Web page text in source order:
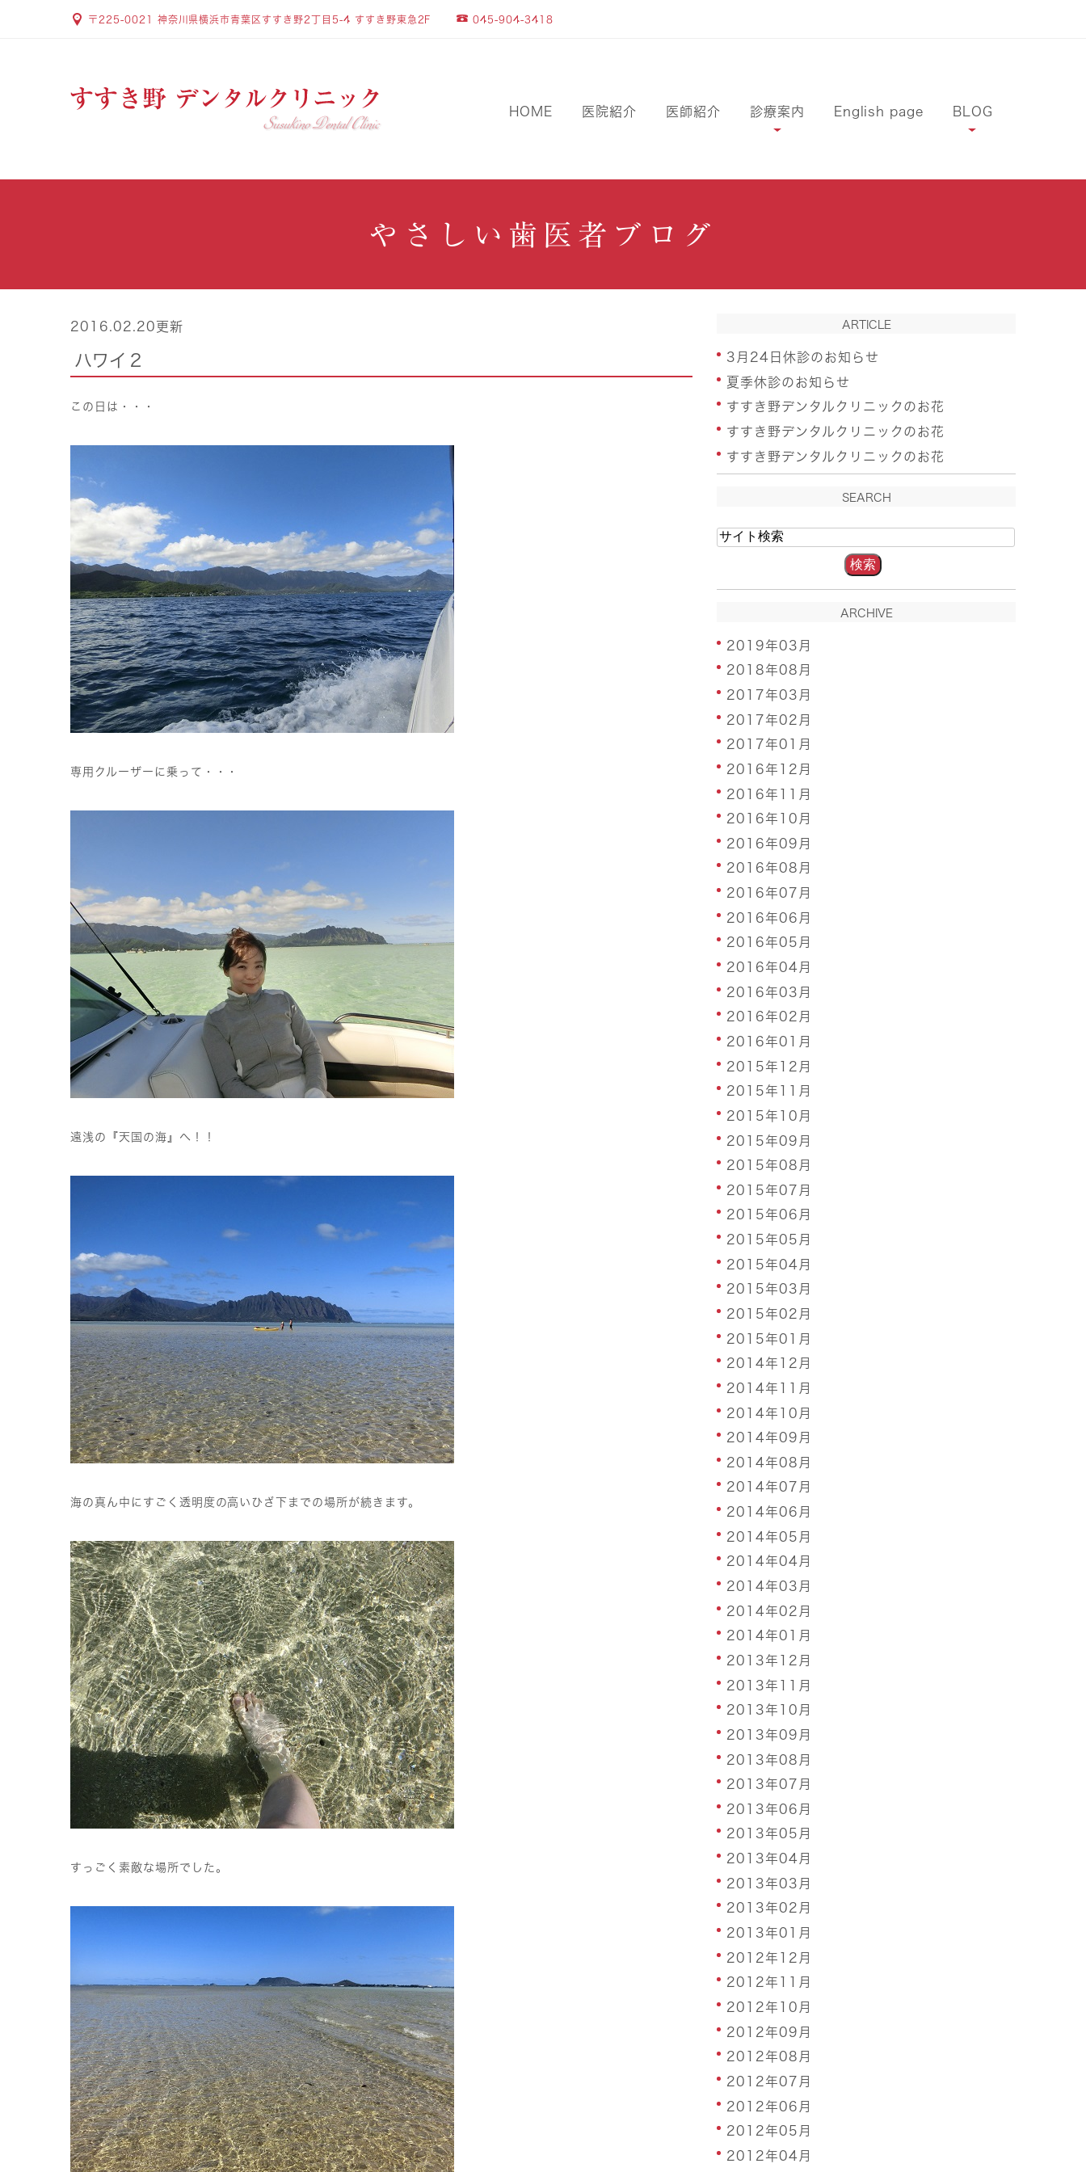
〒225-0021 神奈川県横浜市青葉区すすき野2丁目5-4 すすき野東急2F 045-904-3418
HOME 医院紹介 医師紹介 診療案内 English page BLOG
やさしい歯医者ブログ
2016.02.20更新
ハワイ２
この日は・・・
専用クルーザーに乗って・・・
遠浅の『天国の海』へ！！
海の真ん中にすごく透明度の高いひざ下までの場所が続きます。
すっごく素敵な場所でした。
ARTICLE
3月24日休診のお知らせ
夏季休診のお知らせ
すすき野デンタルクリニックのお花
すすき野デンタルクリニックのお花
すすき野デンタルクリニックのお花
SEARCH
ARCHIVE
2019年03月
2018年08月
2017年03月
2017年02月
2017年01月
2016年12月
2016年11月
2016年10月
2016年09月
2016年08月
2016年07月
2016年06月
2016年05月
2016年04月
2016年03月
2016年02月
2016年01月
2015年12月
2015年11月
2015年10月
2015年09月
2015年08月
2015年07月
2015年06月
2015年05月
2015年04月
2015年03月
2015年02月
2015年01月
2014年12月
2014年11月
2014年10月
2014年09月
2014年08月
2014年07月
2014年06月
2014年05月
2014年04月
2014年03月
2014年02月
2014年01月
2013年12月
2013年11月
2013年10月
2013年09月
2013年08月
2013年07月
2013年06月
2013年05月
2013年04月
2013年03月
2013年02月
2013年01月
2012年12月
2012年11月
2012年10月
2012年09月
2012年08月
2012年07月
2012年06月
2012年05月
2012年04月